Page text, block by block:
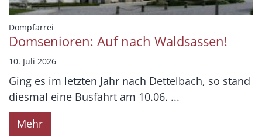
Dompfarrei
Domsenioren: Auf nach Waldsassen!
10. Juli 2026
Ging es im letzten Jahr nach Dettelbach, so stand
diesmal eine Busfahrt am 10.06. ...
Mehr